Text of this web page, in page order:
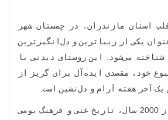
استان مازندران، در چمستان شهر
یکی از زیباترین و دل‌انگیزترین
شناخته می‌شود. این روستای دیدنی با
خود، مقصدی ایده‌آل برای گریز از
آخر هفته آرام و دل‌نشین است.
لاویج با قدمت بیش از 2000 سال، تاریخ غنی و فرهنگ بومی